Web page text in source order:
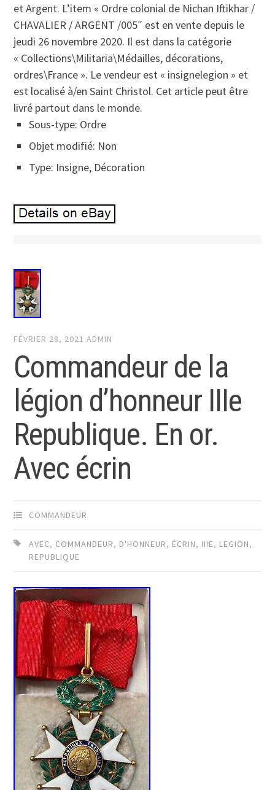
et Argent. L’item « Ordre colonial de Nichan Iftikhar /
CHAVALIER / ARGENT /005″ est en vente depuis le
jeudi 26 novembre 2020. Il est dans la catégorie
« Collections\Militaria\Médailles, décorations,
ordres\France ». Le vendeur est « insignelegion » et
est localisé à/en Saint Christol. Cet article peut être
livré partout dans le monde.
Sous-type: Ordre
Objet modifié: Non
Type: Insigne, Décoration
FÉVRIER 28, 2021 ADMIN
Commandeur de la
légion d’honneur IIIe
Republique. En or.
Avec écrin
COMMANDEUR
AVEC, COMMANDEUR, D'HONNEUR, ÉCRIN, IIIE, LEGION,
REPUBLIQUE